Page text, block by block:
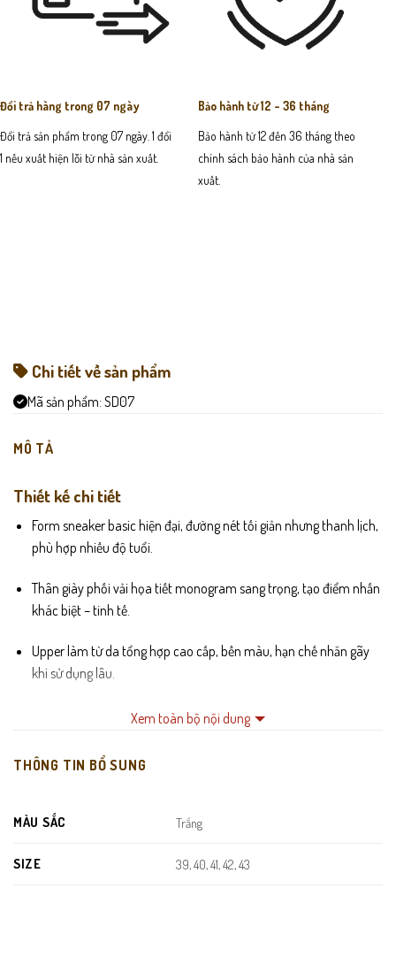
Đổi trả hàng trong 07 ngày
Đổi trả sản phẩm trong 07 ngày. 1 đổi
1 nếu xuất hiện lỗi từ nhà sản xuất.
Bảo hành từ 12 - 36 tháng
Bảo hành từ 12 đến 36 tháng theo
chính sách bảo hành của nhà sản
xuất.
Chi tiết về sản phẩm
Mã sản phẩm: SD07
MÔ TẢ
Thiết kế chi tiết
Form sneaker basic hiện đại, đường nét tối giản nhưng thanh lịch,
phù hợp nhiều độ tuổi.
Thân giày phối vải họa tiết monogram sang trọng, tạo điểm nhấn
khác biệt – tinh tế.
Upper làm từ da tổng hợp cao cấp, bền màu, hạn chế nhăn gãy
khi sử dụng lâu.
Lỗ xỏ kim loại trắng bạc tăng độ chắc chắn, giữ dây cố định khi
Lót trong êm – thoáng khí, ôm nhẹ bàn chân giúp mang lâu
chuyển nhiều.
Xem toàn bộ nội dung
THÔNG TIN BỔ SUNG
MÀU SẮC Trắng
SIZE 39, 40, 41, 42, 43